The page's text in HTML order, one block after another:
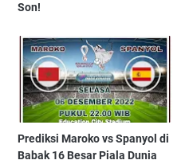
Son!
Prediksi Maroko vs Spanyol di
Babak 16 Besar Piala Dunia